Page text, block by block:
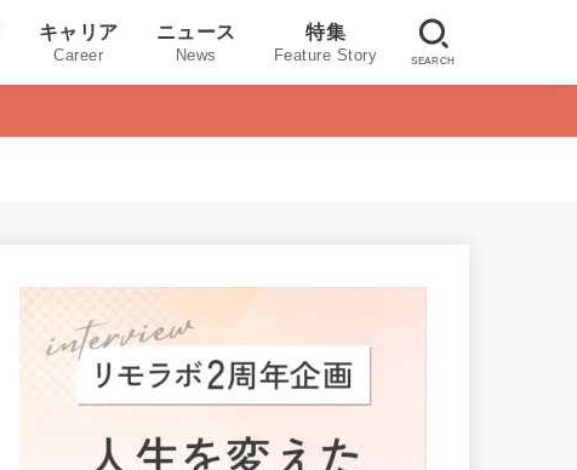
キャリア
Career
ニュース
News
特集
Feature Story SEARCH